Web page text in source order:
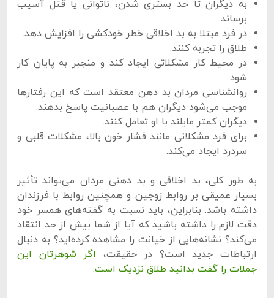
به دیگران تا حد بستری شدن، ناتوانی یا قتل آسیب
برساند.
در فرد مبتلا به بد اخلاقی خطر خودکشی را افزایش دهد.
طلاق را تجربه کنند.
در محیط کار مشکلاتی ایجاد کند و منجبر به پایان کار
شود.
روانشناسی مردان بد دهن معتقد است که این رفتارها
موجب می‌شود دیگران هم با عصبانیت پاسخ بدهند.
دیگران کمتر مایلند با او تعامل کنند.
برای فرد مشکلاتی مانند فشار خون بالا، مشکلات قلبی و
سردرد ایجاد می‌کند.
به طور کلی، بد اخلاقی و بد دهنی مردان می‌تواند تأثیر
بسیار عمیقی بر روابط زوجین و همچنین روابط با فرزندان
داشته باشد. بنابراین، باید نسبت به گفته‌های همسر خود
دقت لازم را داشته باشید که آیا از شما بیش از حد انتقاد
می‌کند؟ نشانه‌هایی از خیانت را مشاهده کرده‌اید؟ به دنبال
ارتباطات جدید است؟ در حقیقت، اگر شوهرتان این
جملات را گفت بدانید طلاق نزدیک است.